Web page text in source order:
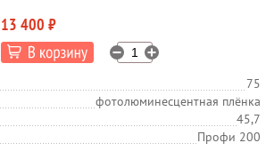
13 400 ₽
75
фотолюминесцентная плёнка
45,7
Профи 200